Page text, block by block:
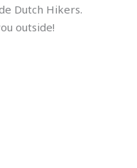
Dutch Hikers.
outside!